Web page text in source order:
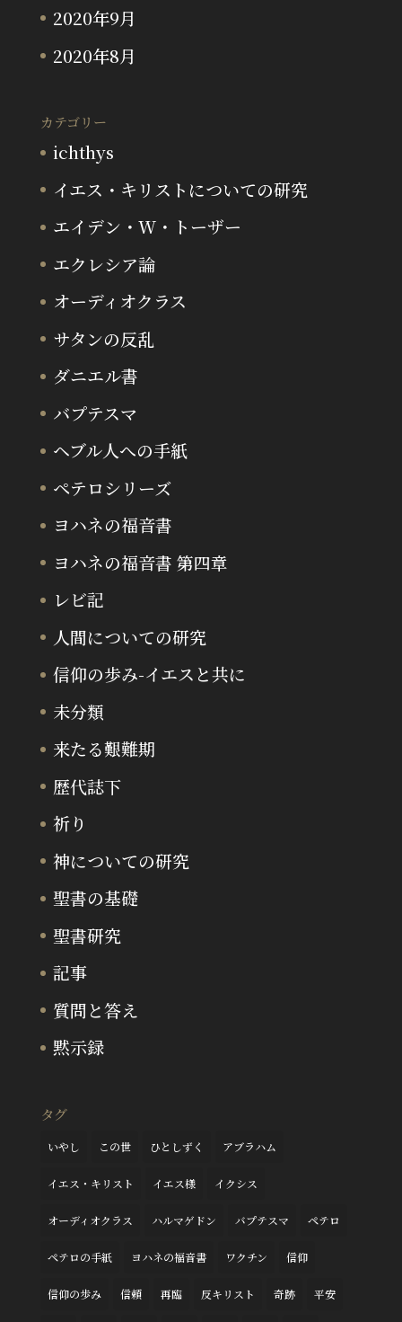
2020年9月
2020年8月
カテゴリー
ichthys
イエス・キリストについての研究
エイデン・W・トーザー
エクレシア論
オーディオクラス
サタンの反乱
ダニエル書
バプテスマ
ヘブル人への手紙
ペテロシリーズ
ヨハネの福音書
ヨハネの福音書 第四章
レビ記
人間についての研究
信仰の歩み-イエスと共に
未分類
来たる艱難期
歴代誌下
祈り
神についての研究
聖書の基礎
聖書研究
記事
質問と答え
黙示録
タグ
いやし この世 ひとしずく アブラハム
イエス・キリスト イエス様 イクシス
オーディオクラス ハルマゲドン バプテスマ ペテロ
ペテロの手紙 ヨハネの福音書 ワクチン 信仰
信仰の歩み 信頼 再臨 反キリスト 奇跡 平安